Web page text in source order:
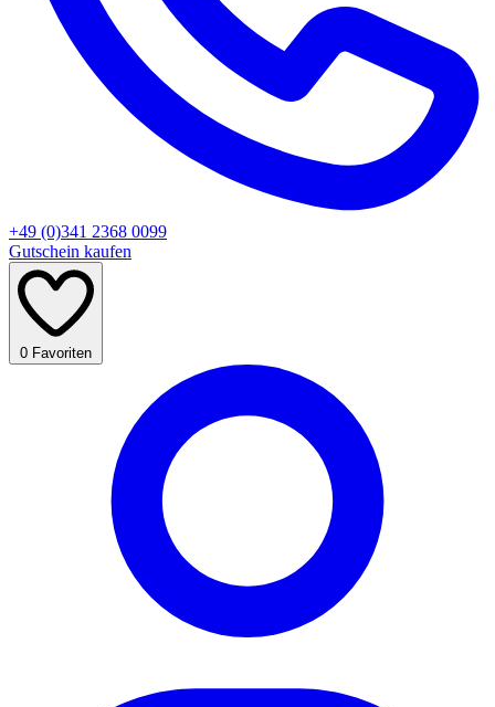
+49 (0)341 2368 0099
Gutschein kaufen
0 Favoriten